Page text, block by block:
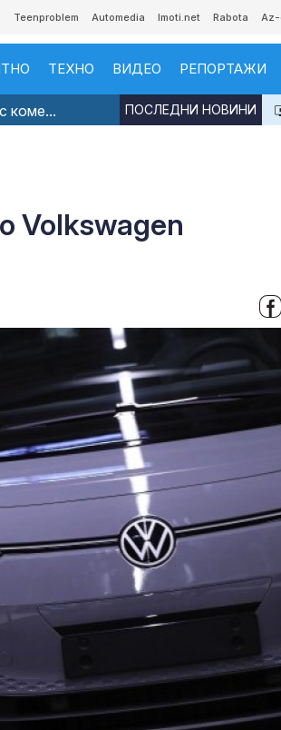
Teenproblem Automedia Imoti.net Rabota
ТЕХНО ВИДЕО РЕПОРТАЖИ
коме... ПОСЛЕДНИ НОВИНИ
Volkswagen